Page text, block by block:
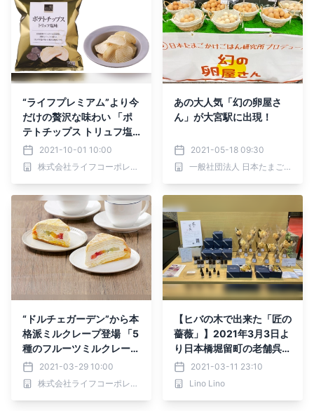
“ライフプレミアム”より今
だけの贅沢な味わい 「ポ
テトチップス トリュフ塩
味」を期間限定販売
2021-10-01 10:00
株式会社ライフコーポレーション
あの大人気「幻の卵屋さ
ん」が大宮駅に出現！
2021-05-18 09:30
一般社団法人 日本たまごかけごはん研究所
“ドルチェガーデン”から本
格派ミルクレープ登場 「5
種のフルーツミルクレー
プ」新発売
2021-03-29 10:00
株式会社ライフコーポレーション
【ヒバの木で出来た「匠の
薔薇」】2021年3月3日よ
り日本橋堀留町の老舗呉服
問屋田源にて発売開始
2021-03-11 23:10
Lino Lino